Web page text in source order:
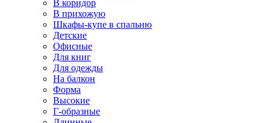
В коридор
В прихожую
Шкафы-купе в спальню
Детские
Офисные
Для книг
Для одежды
На балкон
Форма
Высокие
Г-образные